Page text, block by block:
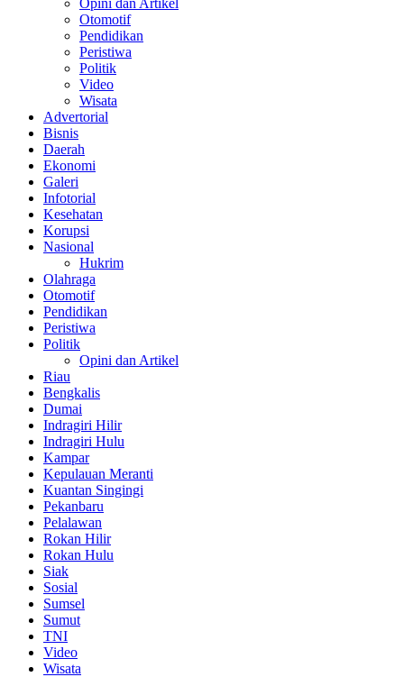
Opini dan Artikel
Otomotif
Pendidikan
Peristiwa
Politik
Video
Wisata
Advertorial
Bisnis
Daerah
Ekonomi
Galeri
Infotorial
Kesehatan
Korupsi
Nasional
Hukrim
Olahraga
Otomotif
Pendidikan
Peristiwa
Politik
Opini dan Artikel
Riau
Bengkalis
Dumai
Indragiri Hilir
Indragiri Hulu
Kampar
Kepulauan Meranti
Kuantan Singingi
Pekanbaru
Pelalawan
Rokan Hilir
Rokan Hulu
Siak
Sosial
Sumsel
Sumut
TNI
Video
Wisata